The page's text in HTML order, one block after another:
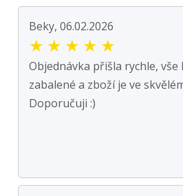
Beky, 06.02.2026
★ ★ ★ ★ ★
Objednávka přišla rychle, vše
zabalené a zboží je ve
Doporučuji :)